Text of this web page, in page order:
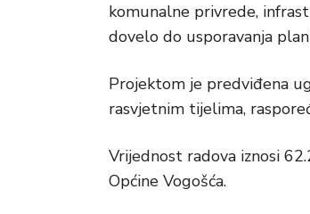
komunalne privrede,
dovelo do usporavanja
Projektom je predviđena
rasvjetnim tijelima,
Vrijednost radova iznosi
Općine Vogošća.